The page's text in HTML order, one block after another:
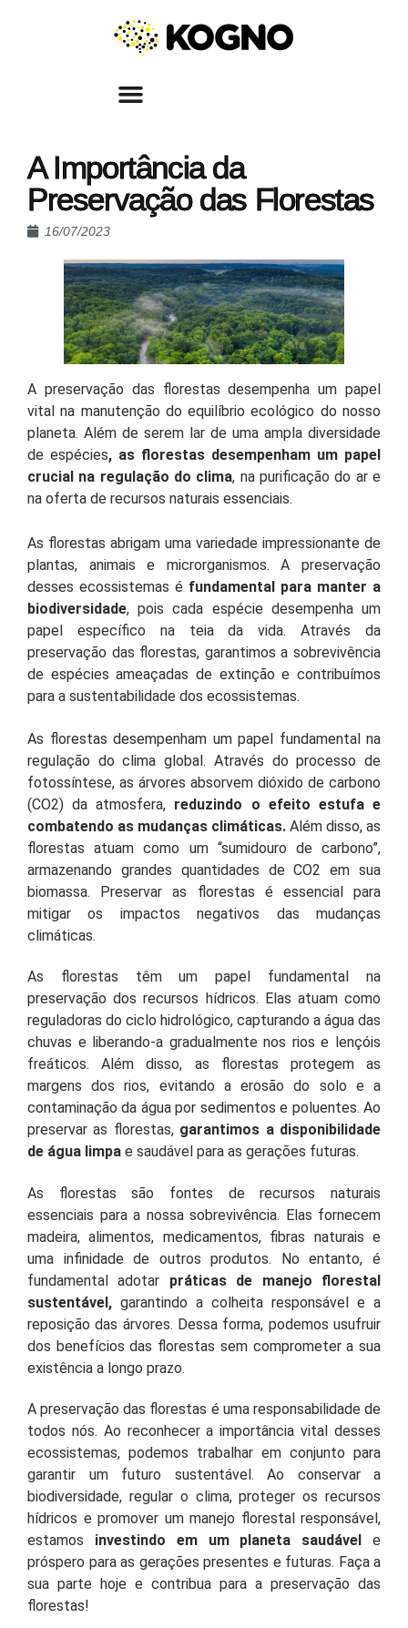
A Importância da
Preservação das Florestas
16/07/2023
A preservação das florestas desempenha um papel
vital na manutenção do equilíbrio ecológico do nosso
planeta. Além de serem lar de uma ampla diversidade
de espécies, as florestas desempenham um papel
crucial na regulação do clima, na purificação do ar e
na oferta de recursos naturais essenciais.
As florestas abrigam uma variedade impressionante de
plantas, animais e microrganismos. A preservação
desses ecossistemas é fundamental para manter a
biodiversidade, pois cada espécie desempenha um
papel específico na teia da vida. Através da
preservação das florestas, garantimos a sobrevivência
de espécies ameaçadas de extinção e contribuímos
para a sustentabilidade dos ecossistemas.
As florestas desempenham um papel fundamental na
regulação do clima global. Através do processo de
fotossíntese, as árvores absorvem dióxido de carbono
(CO2) da atmosfera, reduzindo o efeito estufa e
combatendo as mudanças climáticas. Além disso, as
florestas atuam como um “sumidouro de carbono”,
armazenando grandes quantidades de CO2 em sua
biomassa. Preservar as florestas é essencial para
mitigar os impactos negativos das mudanças
climáticas.
As florestas têm um papel fundamental na
preservação dos recursos hídricos. Elas atuam como
reguladoras do ciclo hidrológico, capturando a água das
chuvas e liberando-a gradualmente nos rios e lençóis
freáticos. Além disso, as florestas protegem as
margens dos rios, evitando a erosão do solo e a
contaminação da água por sedimentos e poluentes. Ao
preservar as florestas, garantimos a disponibilidade
de água limpa e saudável para as gerações futuras.
As florestas são fontes de recursos naturais
essenciais para a nossa sobrevivência. Elas fornecem
madeira, alimentos, medicamentos, fibras naturais e
uma infinidade de outros produtos. No entanto, é
fundamental adotar práticas de manejo florestal
sustentável, garantindo a colheita responsável e a
reposição das árvores. Dessa forma, podemos usufruir
dos benefícios das florestas sem comprometer a sua
existência a longo prazo.
A preservação das florestas é uma responsabilidade de
todos nós. Ao reconhecer a importância vital desses
ecossistemas, podemos trabalhar em conjunto para
garantir um futuro sustentável. Ao conservar a
biodiversidade, regular o clima, proteger os recursos
hídricos e promover um manejo florestal responsável,
estamos investindo em um planeta saudável e
próspero para as gerações presentes e futuras. Faça a
sua parte hoje e contribua para a preservação das
florestas!